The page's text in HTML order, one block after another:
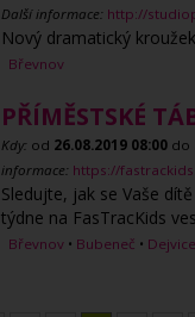
Další informace: http://
Nový dramatický
Břevnov
PŘÍMĚSTSKÉ
Kdy: od 26.08.2019 08:00 do
informace: https://
Sledujte, jak se Vaše
týdne na FasTracKids
Břevnov • Bubeneč • Dejvice